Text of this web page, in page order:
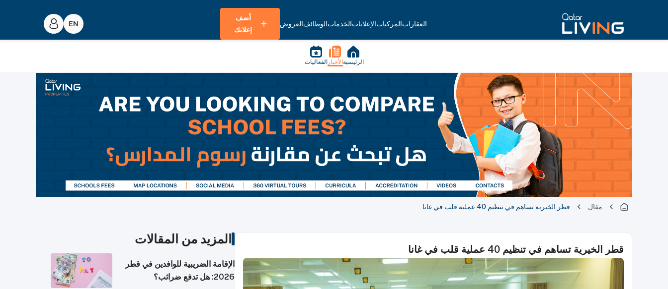
العقاراتالمركباتالإعلاناتالخدماتالوظائفالعروض
أضف
إعلانك
الرئيسية الأخبار الفعاليات
مقال قطر الخيرية تساهم في تنظيم 40 عملية قلب في غانا
قطر الخيرية تساهم في تنظيم 40 عملية قلب في غانا
المزيد من المقالات
الإقامة الضريبية للوافدين في قطر
2026: هل تدفع ضرائب؟